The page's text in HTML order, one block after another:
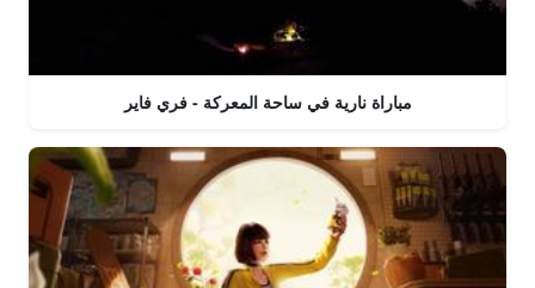
مباراة نارية في ساحة المعركة - فري فاير